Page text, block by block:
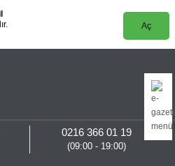
Aç
0216 366 01 19
(09:00 - 19:00)